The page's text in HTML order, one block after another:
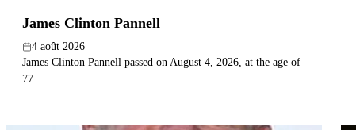
James Clinton Pannell
4 août 2026
James Clinton Pannell passed on August 4, 2026, at the age of
77.